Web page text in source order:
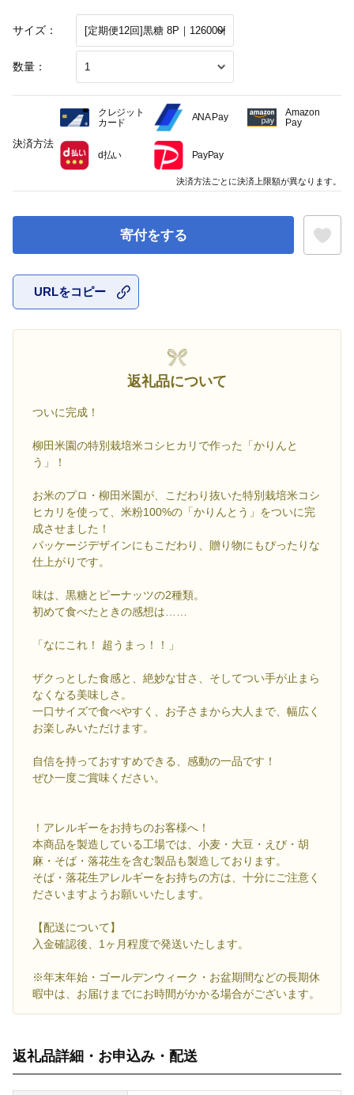
サイズ：
数量：
寄付をする
URLをコピー
返礼品について
ついに完成！
柳田米園の特別栽培米コシヒカリで作った「かりんと
う」！
お米のプロ・柳田米園が、こだわり抜いた特別栽培米コシ
ヒカリを使って、米粉100%の「かりんとう」をついに完
成させました！
パッケージデザインにもこだわり、贈り物にもぴったりな
仕上がりです。
味は、黒糖とピーナッツの2種類。
初めて食べたときの感想は……
「なにこれ！ 超うまっ！！」
ザクっとした食感と、絶妙な甘さ、そしてつい手が止まら
なくなる美味しさ。
一口サイズで食べやすく、お子さまから大人まで、幅広く
お楽しみいただけます。
自信を持っておすすめできる、感動の一品です！
ぜひ一度ご賞味ください。
！アレルギーをお持ちのお客様へ！
本商品を製造している工場では、小麦・大豆・えび・胡
麻・そば・落花生を含む製品も製造しております。
そば・落花生アレルギーをお持ちの方は、十分にご注意く
ださいますようお願いいたします。
【配送について】
入金確認後、1ヶ月程度で発送いたします。
※年末年始・ゴールデンウィーク・お盆期間などの長期休
暇中は、お届けまでにお時間がかかる場合がございます。
返礼品詳細・お申込み・配送
決済方法
クレジット
カード
ANA Pay
Amazon
Pay
d払い PayPay
決済方法ごとに決済上限額が異なります。